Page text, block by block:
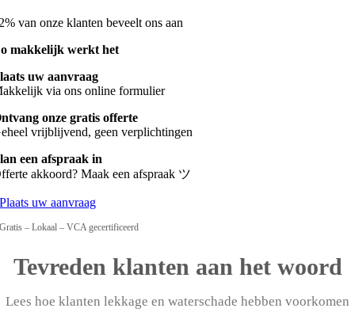
van onze klanten beveelt ons aan
makkelijk werkt het
uw aanvraag
via ons online formulier
onze gratis offerte
vrijblijvend, geen verplichtingen
een afspraak in
akkoord? Maak een afspraak ツ
Plaats uw aanvraag
Gratis – Lokaal – VCA gecertificeerd
Tevreden klanten aan het woord
Lees hoe klanten lekkage en waterschade hebben voorkomen